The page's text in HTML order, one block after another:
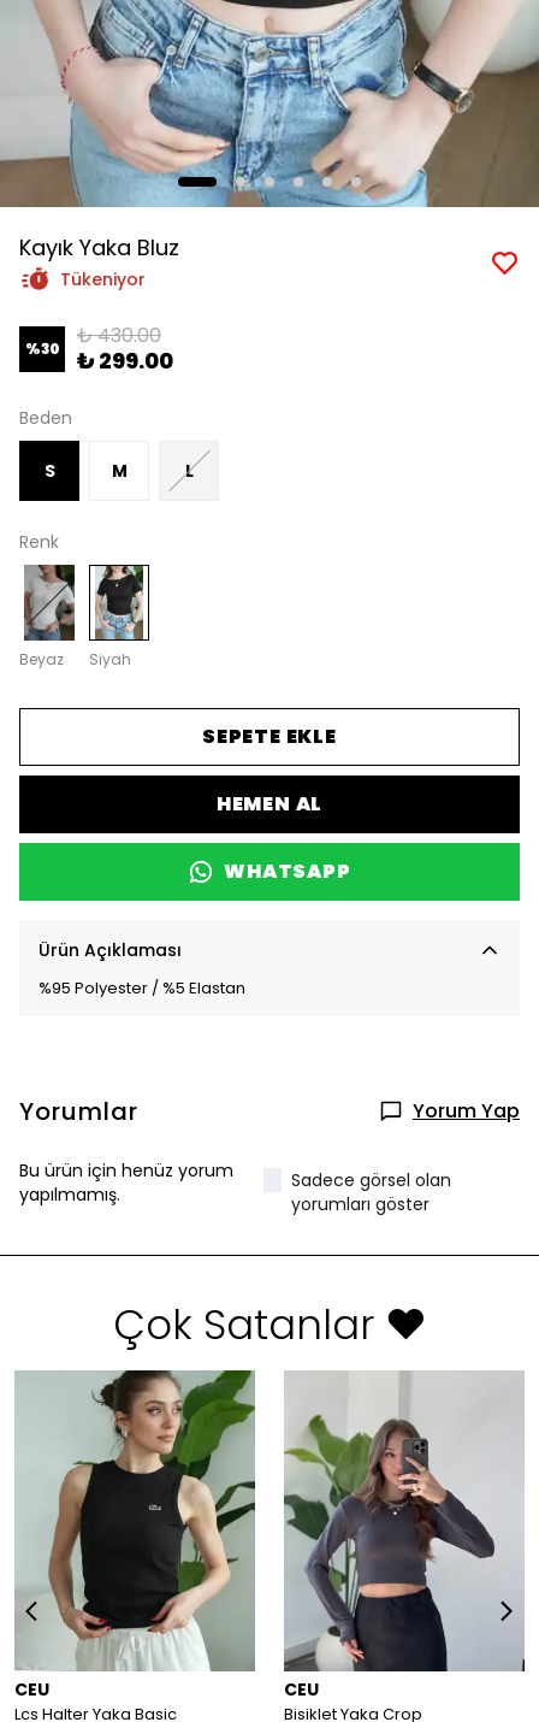
Kayık Yaka Bluz
Tükeniyor
%30 ₺ 430.00
₺ 299.00
Beden
S M L
Renk
Beyaz Siyah
SEPETE EKLE
HEMEN AL
WHATSAPP
Ürün Açıklaması
%95 Polyester / %5 Elastan
Yorumlar Yorum Yap
Bu ürün için henüz yorum
yapılmamış.
Sadece görsel olan
yorumları göster
Çok Satanlar ❤️
CEU
Lcs Halter Yaka Basic
CEU
Bisiklet Yaka Crop